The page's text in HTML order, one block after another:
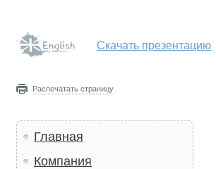
Скачать презентацию
Распечатать страницу
Главная
Компания